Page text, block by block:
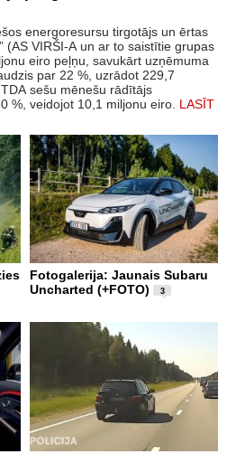
energoresursu tirgotājs un ērtas
(AS VIRŠI-A un ar to saistītie grupas
eiro peļņu, savukārt uzņēmuma
par 22 %, uzrādot 229,7
sešu mēnešu rādītājs
%, veidojot 10,1 miljonu eiro. LASĪT
Fotogalerija: Jaunais Subaru
Uncharted (+FOTO)
3